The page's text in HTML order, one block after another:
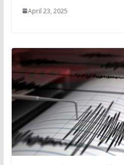
April 23, 2025